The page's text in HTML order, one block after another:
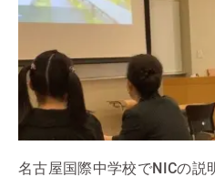
名古屋国際中学校でNICの説